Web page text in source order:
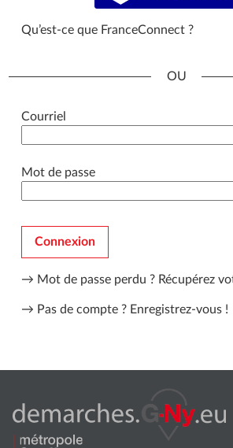
Qu’est-ce que FranceConnect ?
Courriel
Mot de passe
Connexion
→ Mot de passe perdu ? Récupérez
→ Pas de compte ? Enregistrez-vous !